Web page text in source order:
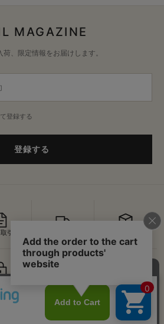
MAGAZINE
荷、限定情報をお届けします。
登録する
登録する
引法
お問い合わせ